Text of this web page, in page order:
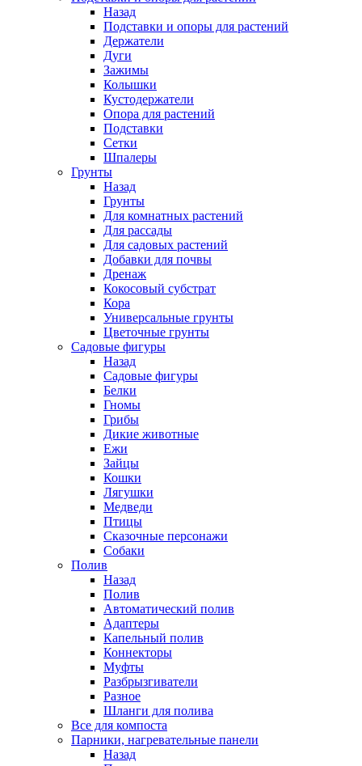
Назад
Подставки и опоры для растений
Держатели
Дуги
Зажимы
Колышки
Кустодержатели
Опора для растений
Подставки
Сетки
Шпалеры
Грунты
Назад
Грунты
Для комнатных растений
Для рассады
Для садовых растений
Добавки для почвы
Дренаж
Кокосовый субстрат
Кора
Универсальные грунты
Цветочные грунты
Садовые фигуры
Назад
Садовые фигуры
Белки
Гномы
Грибы
Дикие животные
Ежи
Зайцы
Кошки
Лягушки
Медведи
Птицы
Сказочные персонажи
Собаки
Полив
Назад
Полив
Автоматический полив
Адаптеры
Капельный полив
Коннекторы
Муфты
Разбрызгиватели
Разное
Шланги для полива
Все для компоста
Парники, нагревательные панели
Назад